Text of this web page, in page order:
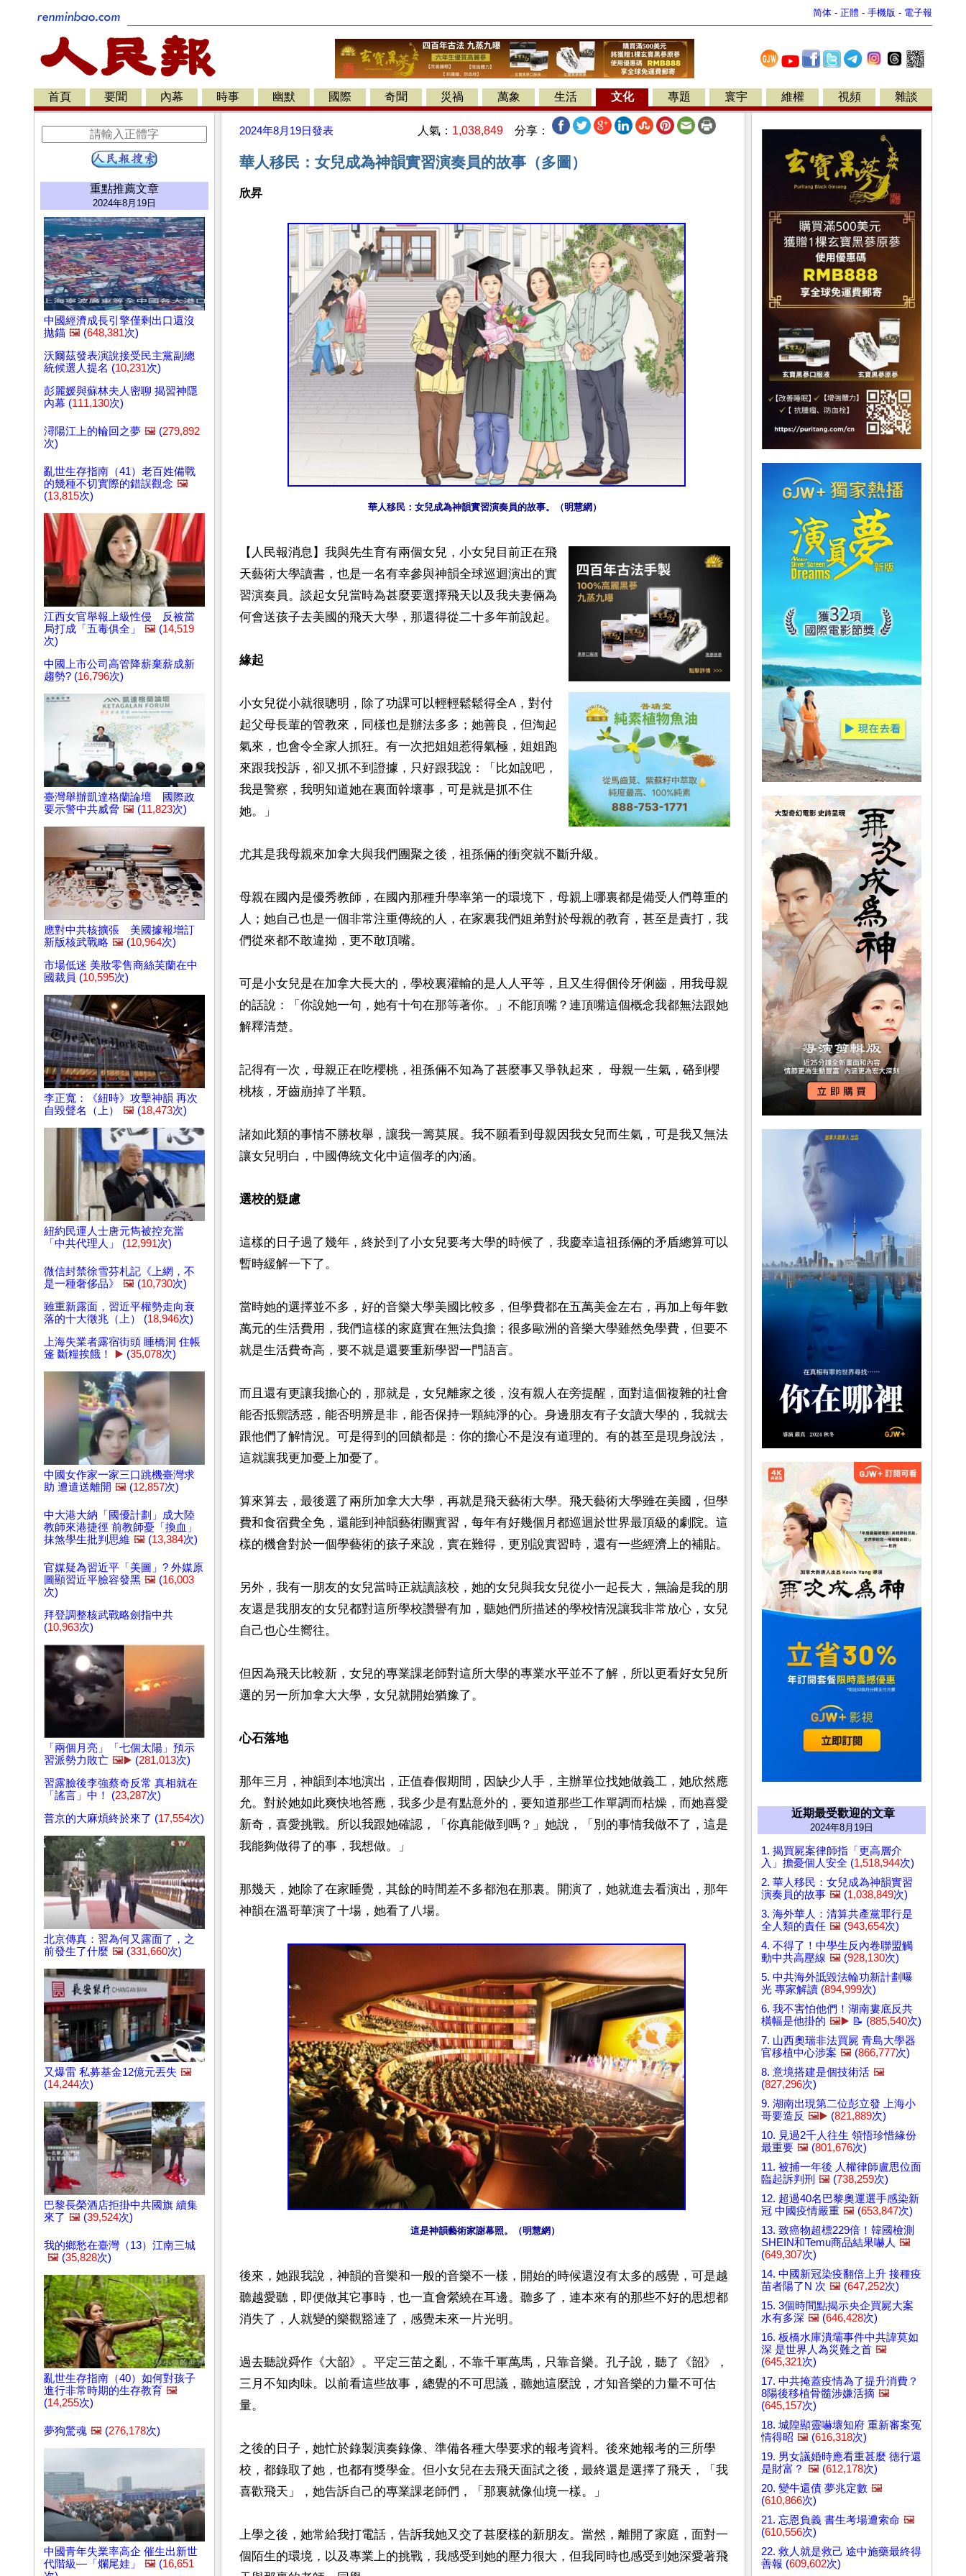
简体 - 正體 - 手機版 - 電子報
首頁 要聞 內幕 時事 幽默 國際 奇聞 災禍 萬象 生活 文化 專題 寰宇 維權 視頻 雜談
重點推薦文章
2024年8月19日
中國經濟成長引擎僅剩出口還沒
拋錨 🖼️ (648,381次)
沃爾茲發表演說接受民主黨副總
統候選人提名 (10,231次)
彭麗媛與蘇林夫人密聊 揭習神隱
內幕 (111,130次)
潯陽江上的輪回之夢 🖼️ (279,892
次)
亂世生存指南（41）老百姓備戰
的幾種不切實際的錯誤觀念 🖼️
(13,815次)
江西女官舉報上級性侵 反被當
局打成「五毒俱全」
🖼️ (14,519
次)
中國上市公司高管降薪棄薪成新
趨勢? (16,796次)
臺灣舉辦凱達格蘭論壇 國際政
要示警中共威脅 🖼️ (11,823次)
應對中共核擴張 美國據報增訂
新版核武戰略 🖼️ (10,964次)
市場低迷 美妝零售商絲芙蘭在中
國裁員 (10,595次)
李正寬：《紐時》攻擊神韻 再次
自毀聲名（上）
🖼️ (18,473次)
紐約民運人士唐元雋被控充當
「中共代理人」 (12,991次)
微信封禁徐雪芬札記《上網，不
是一種奢侈品》
🖼️ (10,730次)
雖重新露面，習近平權勢走向衰
落的十大徵兆（上） (18,946次)
上海失業者露宿街頭 睡橋洞 住帳
篷 斷糧挨餓！
▶️ (35,078次)
中國女作家一家三口跳機臺灣求
助 遭遣送離開 🖼️ (12,857次)
中大港大納「國優計劃」成大陸
教師來港捷徑 前教師憂「換血」
抹煞學生批判思維 🖼️ (13,384次)
官媒疑為習近平「美圖」? 外媒原
圖顯習近平臉容發黑 🖼️ (16,003
次)
拜登調整核武戰略劍指中共
(10,963次)
「兩個月亮」「七個太陽」預示
習派勢力敗亡 🖼️▶️ (281,013次)
習露臉後李強蔡奇反常 真相就在
「謠言」中！ (23,287次)
普京的大麻煩終於來了 (17,554次)
北京傳真：習為何又露面了，之
前發生了什麼 🖼️ (331,660次)
又爆雷 私募基金12億元丟失 🖼️
(14,244次)
巴黎長榮酒店拒掛中共國旗 續集
來了 🖼️ (39,524次)
我的鄉愁在臺灣（13）江南三城
🖼️ (35,828次)
亂世生存指南（40）如何對孩子
進行非常時期的生存教育 🖼️
(14,255次)
夢狗驚魂 🖼️ (276,178次)
中國青年失業率高企 催生出新世
代階級—「爛尾娃」
🖼️ (16,651
2024年8月19日發表 人氣： 1,038,849 分享：
華人移民：女兒成為神韻實習演奏員的故事（多圖）
欣昇
華人移民：女兒成為神韻實習演奏員的故事。（明慧網）
【人民報消息】我與先生育有兩個女兒，小女兒目前正在飛
天藝術大學讀書，也是一名有幸參與神韻全球巡迴演出的實
習演奏員。談起女兒當時為甚麼要選擇飛天以及我夫妻倆為
何會送孩子去美國的飛天大學，那還得從二十多年前說起。
緣起
小女兒從小就很聰明，除了功課可以輕輕鬆鬆得全A，對付
起父母長輩的管教來，同樣也是辦法多多；她善良，但淘起
氣來，也會令全家人抓狂。有一次把姐姐惹得氣極，姐姐跑
來跟我投訴，卻又抓不到證據，只好跟我說：「比如說吧，
我是警察，我明知道她在裏面幹壞事，可是就是抓不住
她。」
尤其是我母親來加拿大與我們團聚之後，祖孫倆的衝突就不斷升級。
母親在國內是優秀教師，在國內那種升學率第一的環境下，母親上哪裏都是備受人們尊重的
人；她自己也是一個非常注重傳統的人，在家裏我們姐弟對於母親的教育，甚至是責打，我
們從來都不敢違拗，更不敢頂嘴。
可是小女兒是在加拿大長大的，學校裏灌輸的是人人平等，且又生得個伶牙俐齒，用我母親
的話說：「你說她一句，她有十句在那等著你。」不能頂嘴？連頂嘴這個概念我都無法跟她
解釋清楚。
記得有一次，母親正在吃櫻桃，祖孫倆不知為了甚麼事又爭執起來， 母親一生氣，硌到櫻
桃核，牙齒崩掉了半顆。
諸如此類的事情不勝枚舉，讓我一籌莫展。我不願看到母親因我女兒而生氣，可是我又無法
讓女兒明白，中國傳統文化中這個孝的內涵。
選校的疑慮
這樣的日子過了幾年，終於到了小女兒要考大學的時候了，我慶幸這祖孫倆的矛盾總算可以
暫時緩解一下了。
當時她的選擇並不多，好的音樂大學美國比較多，但學費都在五萬美金左右，再加上每年數
萬元的生活費用，我們這樣的家庭實在無法負擔；很多歐洲的音樂大學雖然免學費，但要不
就是生活費奇高，要不就是還要重新學習一門語言。
而且還有更讓我擔心的，那就是，女兒離家之後，沒有親人在旁提醒，面對這個複雜的社會
能否抵禦誘惑，能否明辨是非，能否保持一顆純淨的心。身邊朋友有子女讀大學的，我就去
跟他們了解情況。可是得到的回饋都是：你的擔心不是沒有道理的。有的甚至是現身說法，
這就讓我更加憂上加憂了。
算來算去，最後選了兩所加拿大大學，再就是飛天藝術大學。飛天藝術大學雖在美國，但學
費和食宿費全免，還能到神韻藝術團實習，每年有好幾個月都巡迴於世界最頂級的劇院。這
樣的機會對於一個學藝術的孩子來說，實在難得，更別說實習時，還有一些經濟上的補貼。
另外，我有一朋友的女兒當時正就讀該校，她的女兒與我女兒從小一起長大，無論是我的朋
友還是我朋友的女兒都對這所學校讚譽有加，聽她們所描述的學校情況讓我非常放心，女兒
自己也心生嚮往。
但因為飛天比較新，女兒的專業課老師對這所大學的專業水平並不了解，所以更看好女兒所
選的另一所加拿大大學，女兒就開始猶豫了。
心石落地
那年三月，神韻到本地演出，正值春假期間，因缺少人手，主辦單位找她做義工，她欣然應
允。對於她如此爽快地答應，我多少是有點意外的，要知道那些工作單調而枯燥，而她喜愛
新奇，喜愛挑戰。所以我跟她確認，「你真能做到嗎？」她說，「別的事情我做不了，這是
我能夠做得了的事，我想做。」
那幾天，她除了在家睡覺，其餘的時間差不多都泡在那裏。開演了，她就進去看演出，那年
神韻在溫哥華演了十場，她看了八場。
這是神韻藝術家謝幕照。（明慧網）
後來，她跟我說，神韻的音樂和一般的音樂不一樣，開始的時候還沒有太多的感覺，可是越
聽越愛聽，即便做其它事時，也一直會縈繞在耳邊。聽多了，連本來有的那些不好的思想都
消失了，人就變的樂觀豁達了，感覺未來一片光明。
過去聽說舜作《大韶》。平定三苗之亂，不靠千軍萬馬，只靠音樂。孔子說，聽了《韶》，
三月不知肉味。以前看這些故事，總覺的不可思議，聽她這麼說，才知音樂的力量不可估
量。
之後的日子，她忙於錄製演奏錄像、準備各種大學要求的報考資料。後來她報考的三所學
校，都錄取了她，也都有獎學金。但小女兒在去飛天面試之後，最終還是選擇了飛天，「我
喜歡飛天」，她告訴自己的專業課老師們，「那裏就像仙境一樣。」
上學之後，她常給我打電話，告訴我她又交了甚麼樣的新朋友。當然，離開了家庭，面對一
個陌生的環境，以及專業上的挑戰，我感受到她的壓力很大，但我同時也感受到她深愛著飛
近期最受歡迎的文章
2024年8月19日
1. 揭買屍案律師指「更高層介
入」擔憂個人安全 (1,518,944次)
2. 華人移民：女兒成為神韻實習
演奏員的故事 🖼️ (1,038,849次)
3. 海外華人：清算共產黨罪行是
全人類的責任 🖼️ (943,654次)
4. 不得了！中學生反內卷聯盟觸
動中共高壓線 🖼️ (928,130次)
5. 中共海外詆毀法輪功新計劃曝
光 專家解讀 (894,999次)
6. 我不害怕他們！湖南婁底反共
橫幅是他掛的 🖼️▶️ 📝 (885,540次)
7. 山西奧瑞非法買屍 青島大學器
官移植中心涉案 🖼️ (866,777次)
8. 意境搭建是個技術活 🖼️
(827,296次)
9. 湖南出現第二位彭立發 上海小
哥要造反 🖼️▶️ (821,889次)
10. 見過2千人往生 領悟珍惜緣份
最重要 🖼️ (801,676次)
11. 被捕一年後 人權律師盧思位面
臨起訴判刑 🖼️ (738,259次)
12. 超過40名巴黎奧運選手感染新
冠 中國疫情嚴重 🖼️ (653,847次)
13. 致癌物超標229倍！韓國檢測
SHEIN和Temu商品結果嚇人 🖼️
(649,307次)
14. 中國新冠染疫翻倍上升 接種疫
苗者陽了N 次 🖼️ (647,252次)
15. 3個時間點揭示央企買屍大案
水有多深 🖼️ (646,428次)
16. 板橋水庫潰壩事件中共諱莫如
深 是世界人為災難之首 🖼️
(645,321次)
17. 中共掩蓋疫情為了提升消費？
8陽後移植骨髓涉嫌活摘 🖼️
(645,157次)
18. 城隍顯靈嚇壞知府 重新審案冤
情得昭 🖼️ (616,318次)
19. 男女議婚時應看重甚麼 德行還
是財富？ 🖼️ (612,178次)
20. 變牛還債 夢兆定數 🖼️
(610,866次)
21. 忘恩負義 書生考場遭索命 🖼️
(610,556次)
22. 救人就是救己 途中施藥最終得
善報 (609,602次)